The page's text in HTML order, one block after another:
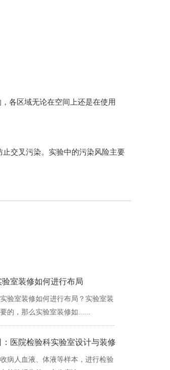
，各区域无论在空间上还是在使用
止交叉污染。实验中的污染风险主要
验室装修如何进行布局
实验室装修如何进行布局？实验室装
，那么实验室装修如......
：医院检验科实验室设计与装修
人血液、体液等样本，进行检验